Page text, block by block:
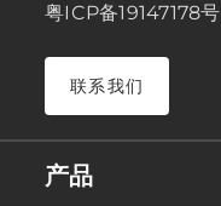
粤ICP备19147178号
联系我们
产品